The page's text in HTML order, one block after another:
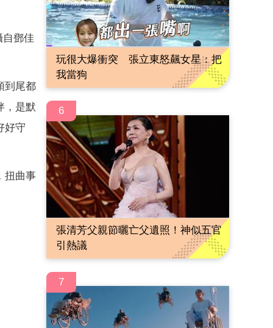
鄧佳
到尾都
，是默
好守
扭曲事
玩很大爆衝突 張立東怒飆女星：把
我當狗
6
張清芳父親節曬亡父遺照！神似五官
引熱議
7